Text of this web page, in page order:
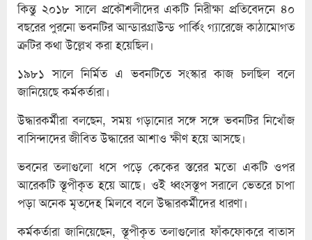
কিন্তু ২০১৮ সালে প্রকৌশলীদের একটি নিরীক্ষা প্রতিবেদনে ৪০
বছরের পুরনো ভবনটির আন্ডারগ্রাউন্ড পার্কিং গ্যারেজে কাঠামোগত
ত্রুটির কথা উল্লেখ করা হয়েছিল।
১৯৮১ সালে নির্মিত এ ভবনটিতে সংস্কার কাজ চলছিল বলে
জানিয়েছে কর্মকর্তারা।
উদ্ধারকর্মীরা বলছেন, সময় গড়ানোর সঙ্গে সঙ্গে ভবনটির নিখোঁজ
বাসিন্দাদের জীবিত উদ্ধারের আশাও ক্ষীণ হয়ে আসছে।
ভবনের তলাগুলো ধসে পড়ে কেকের স্তরের মতো একটি ওপর
আরেকটি স্তূপীকৃত হয়ে আছে। ওই ধ্বংসস্তূপ সরালে ভেতরে চাপা
পড়া অনেক মৃতদেহ মিলবে বলে উদ্ধারকর্মীদের ধারণা।
কর্মকর্তারা জানিয়েছেন, স্তূপীকৃত তলাগুলোর ফাঁকফোকরে বাতাস